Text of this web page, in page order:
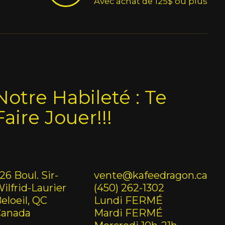
Habileté : Te
Jouer!!!
Boul. Sir-
Laurier
QC
vente@kafeedragon.ca
(450) 262-1302
Lundi FERMÉ
Mardi FERMÉ